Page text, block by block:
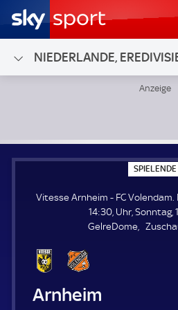
NIEDERLANDE,
SPIELENDE
Vitesse Arnheim - FC Volendam.
14:30, Uhr, Sonntag,
GelreDome
Vitesse Arnheim